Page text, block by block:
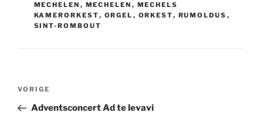
MECHELEN , MECHELEN , MECHELS
KAMERORKEST, ORGEL , ORKEST, RUMOLDUS ,
SINT-ROMBOUT
Berichtnavigatie
Vorig
bericht
VORIGE
Adventsconcert Ad te levavi